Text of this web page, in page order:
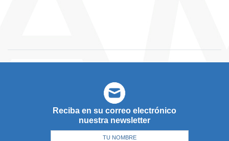
Reciba en su correo electrónico
nuestra newsletter